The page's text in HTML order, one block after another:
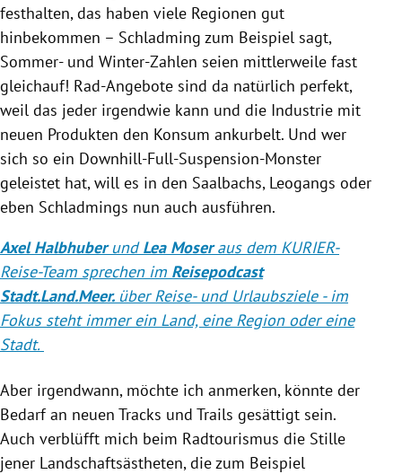
festhalten, das haben viele Regionen gut
hinbekommen – Schladming zum Beispiel sagt,
Sommer- und Winter-Zahlen seien mittlerweile fast
gleichauf! Rad-Angebote sind da natürlich perfekt,
weil das jeder irgendwie kann und die Industrie mit
neuen Produkten den Konsum ankurbelt. Und wer
sich so ein Downhill-Full-Suspension-Monster
geleistet hat, will es in den Saalbachs, Leogangs oder
eben Schladmings nun auch ausführen.
Axel HalbhuberundLea Moseraus dem KURIER-
Reise-Team sprechen im Reisepodcast
Stadt.Land.Meer. über Reise- und Urlaubsziele - im
Fokus steht immer ein Land, eine Region oder eine
Stadt.
Aber irgendwann, möchte ich anmerken, könnte der
Bedarf an neuen Tracks und Trails gesättigt sein.
Auch verblüfft mich beim Radtourismus die Stille
jener Landschaftsästheten, die zum Beispiel